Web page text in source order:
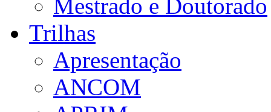
Mestrado e Doutorado
Trilhas
Apresentação
ANCOM